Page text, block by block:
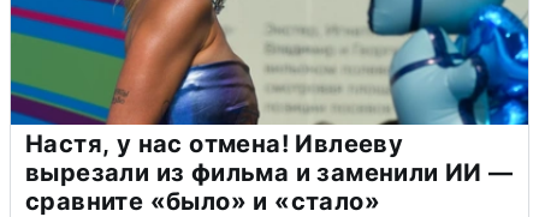
Настя, у нас отмена! Ивлееву
вырезали из фильма и заменили ИИ —
сравните «было» и «стало»